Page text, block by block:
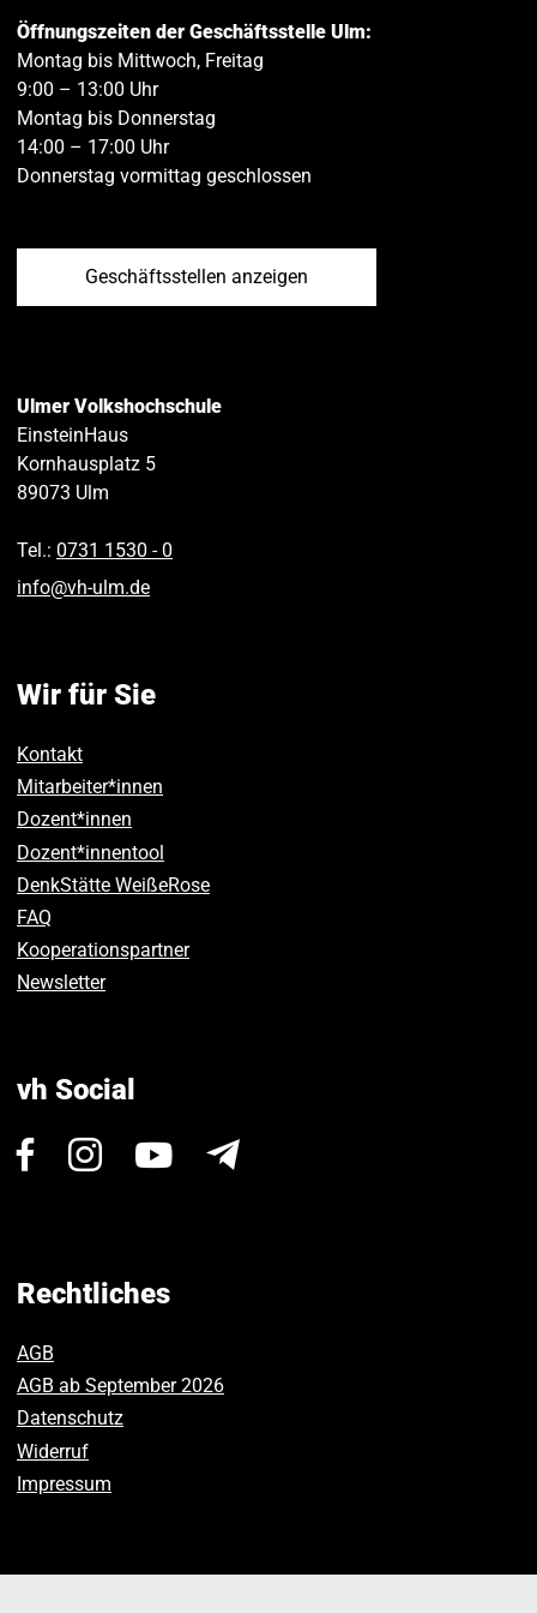
Öffnungszeiten der Geschäftsstelle Ulm:
Montag bis Mittwoch, Freitag
9:00 – 13:00 Uhr
Montag bis Donnerstag
14:00 – 17:00 Uhr
Donnerstag vormittag geschlossen
Geschäftsstellen anzeigen
Ulmer Volkshochschule
EinsteinHaus
Kornhausplatz 5
89073 Ulm
Tel.: 0731 1530 ‑ 0
info@vh-ulm.de
Wir für Sie
Kontakt
Mitarbeiter*innen
Dozent*innen
Dozent*innentool
DenkStätte WeißeRose
FAQ
Kooperationspartner
Newsletter
vh Social
Besuchen
Facebook.
Besuchen
Instagram.
Besuchen
Rechtliches
AGB
AGB ab September 2026
Datenschutz
Widerruf
Impressum